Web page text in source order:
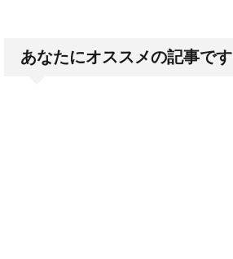
あなたにオススメの記事です